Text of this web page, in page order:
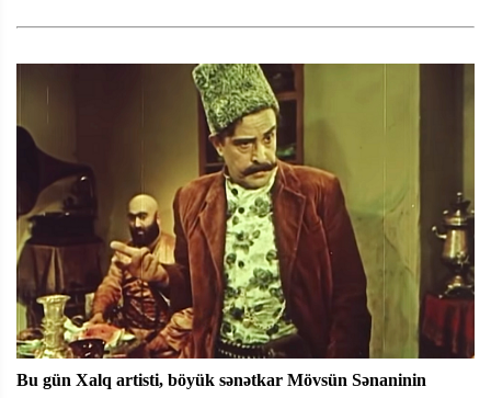
Bu gün Xalq artisti, böyük sənətkar Mövsün Sənaninin